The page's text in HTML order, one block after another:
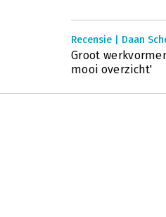
Recensie | Daan
Groot
mooi overzicht'